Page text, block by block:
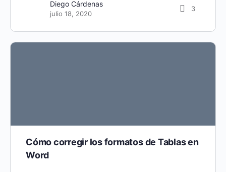
Diego Cárdenas
julio 18, 2020
3
Cómo corregir los formatos de Tablas en
Word